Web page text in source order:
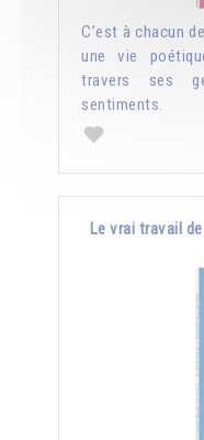
C’est à chacun
une vie
travers ses
sentiments.
Le vrai travail